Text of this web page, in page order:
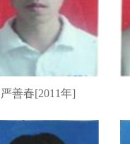
严善春[2011年]